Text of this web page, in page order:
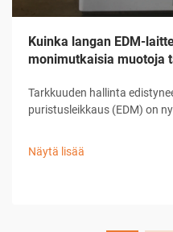
Kuinka langan EDM-
monimutkaisia muotoja
Tarkkuuden hallinta
puristusleikkaus (EDM) on
suunnitelmien
Näytä lisää